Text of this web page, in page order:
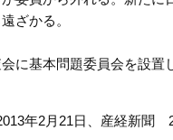
ざかる。
に基本問題委員会を設置
年2月21日、産経新聞